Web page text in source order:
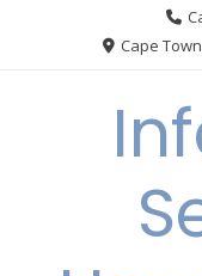
Cape